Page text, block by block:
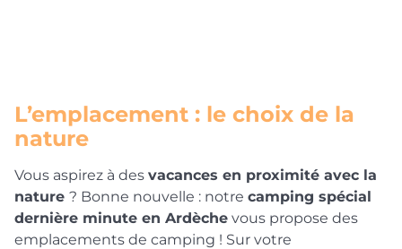
L’emplacement : le choix de la
nature
Vous aspirez à des vacances en proximité avec la
nature ? Bonne nouvelle : notre camping spécial
dernière minute en Ardèche vous propose des
emplacements de camping ! Sur votre